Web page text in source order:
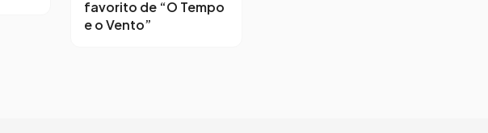
favorito de “O Tempo
e o Vento”